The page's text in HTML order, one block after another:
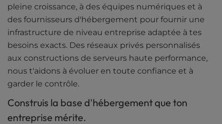
pleine croissance, à des équipes numériques et à
des fournisseurs d'hébergement pour fournir une
infrastructure de niveau entreprise adaptée à tes
besoins exacts. Des réseaux privés personnalisés
aux constructions de serveurs haute performance,
nous t'aidons à évoluer en toute confiance et à
garder le contrôle.
Construis la base d'hébergement que ton
entreprise mérite.